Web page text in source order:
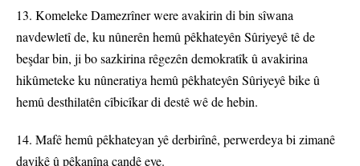
13. Komeleke Damezrîner were avakirin di bin sîwana
navdewletî de, ku nûnerên hemû pêkhateyên Sûriyeyê tê de
beşdar bin, ji bo sazkirina rêgezên demokratîk û avakirina
hikûmeteke ku nûneratiya hemû pêkhateyên Sûriyeyê bike û
hemû desthilatên cîbicîkar di destê wê de hebin.
14. Mafê hemû pêkhateyan yê derbirînê, perwerdeya bi zimanê
dayikê û pêkanîna çandê eye.